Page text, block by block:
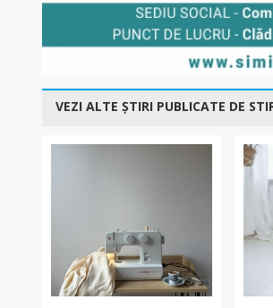
VEZI ALTE ȘTIRI PUBLICATE DE